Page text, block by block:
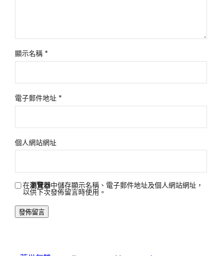
顯示名稱 *
電子郵件地址 *
個人網站網址
在瀏覽器中儲存顯示名稱、電子郵件地址及個人網站網址，
以供下次發佈留言時使用。